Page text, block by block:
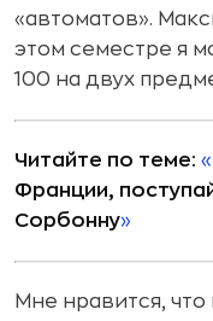
«автоматов».
этом семестре я
100 на двух
Читайте по теме: «
Франции,
Сорбонну»
Мне нравится,